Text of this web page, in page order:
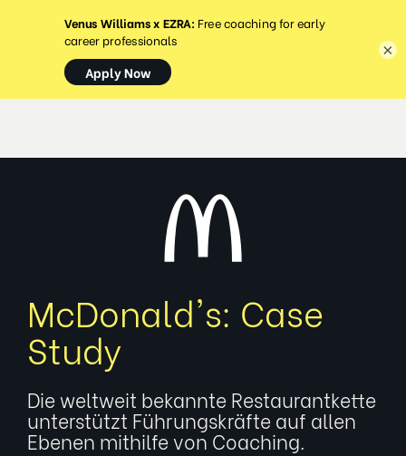
MENÜ
McDonald's: Case
Study
Die weltweit bekannte Restaurantkette
unterstützt Führungskräfte auf allen
Ebenen mithilfe von Coaching.
×